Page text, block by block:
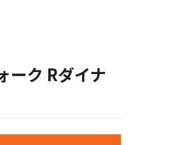
ーク Rダイナ